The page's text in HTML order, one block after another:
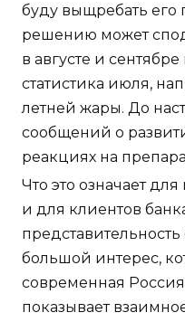
буду выщребать его
решению может
в августе и
статистика июля,
летней жары. До
сообщений о
реакциях на
Что это означает
и для клиентов
большой интерес,
современная
показывает